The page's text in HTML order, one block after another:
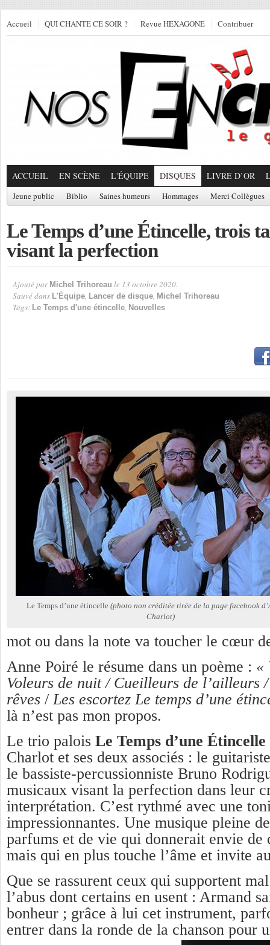
Accueil QUI CHANTE CE SOIR ? Revue HEXAGONE Contribuer
ACCUEIL EN SCÈNE L'ÉQUIPE DISQUES LIVRE D’OR
Jeune public Biblio Saines humeurs Hommages Merci Collègues
Le Temps d’une Étincelle, trois
visant la perfection
Ajouté par Michel Trihoreau le 13 octobre 2020.
Sauvé dans L'Équipe, Lancer de disque, Michel Trihoreau
Tags: Le Temps d'une étincelle, Nouvelles
Le Temps d’une étincelle (photo non créditée tirée de la page facebook
Charlot)
mot ou dans la note va toucher le cœur
Anne Poiré le résume dans un poème : «
Voleurs de nuit / Cueilleurs de l’ailleurs /
rêves / Les escortez Le temps d’une
là n’est pas mon propos.
Le trio palois Le Temps d’une Étincelle
Charlot et ses deux associés : le
le bassiste-percussionniste Bruno
musicaux visant la perfection dans leur
interprétation. C’est rythmé avec une
impressionnantes. Une musique pleine
parfums et de vie qui donnerait envie de
mais qui en plus touche l’âme et invite
Que se rassurent ceux qui supportent
l’abus dont certains en usent : Armand
bonheur ; grâce à lui cet instrument,
entrer dans la ronde de la chanson pour